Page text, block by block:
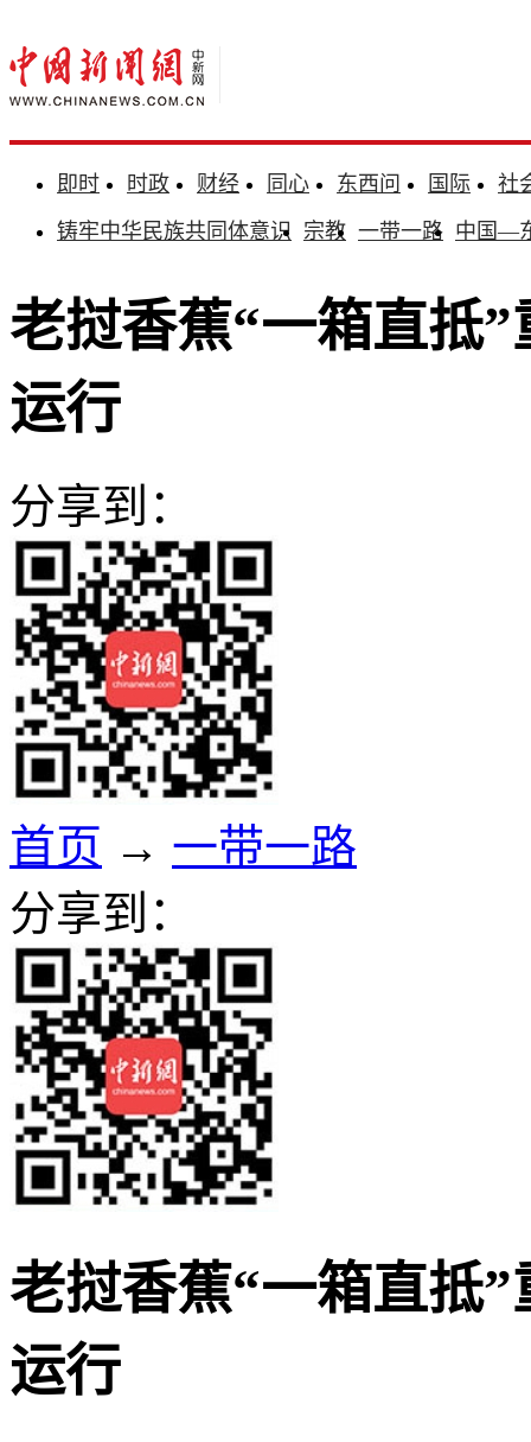
即时 时政 财经 同心 东西问 国际
社
铸牢中华民族共同体意识 宗教 一带一路 中国—
老挝香蕉“一箱直抵
运行
分享到：
首页 → 一带一路
分享到：
老挝香蕉“一箱直抵
运行